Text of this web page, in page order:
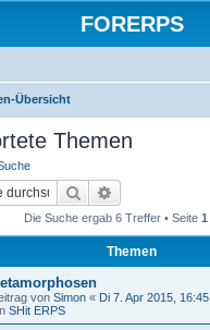
FORERPS
Übersicht
Themen
Suche
Die Suche ergab 6 Treffer • Seite 1
Themen
von Simon « Di 7. Apr 2015, 16:45
SHit ERPS